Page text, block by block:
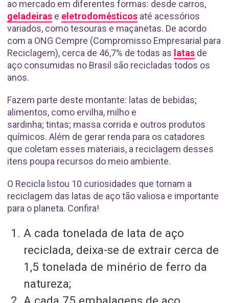
ao mercado em diferentes formas: desde carros,
geladeiras e eletrodomésticos até acessórios
variados, como tesouras e maçanetas. De acordo
com a ONG Cempre (Compromisso Empresarial para
Reciclagem), cerca de 46,7% de todas as latas de
aço consumidas no Brasil são recicladas todos os
anos.
Fazem parte deste montante: latas de bebidas;
alimentos, como ervilha, milho e
sardinha; tintas; massa corrida e outros produtos
químicos. Além de gerar renda para os catadores
que coletam esses materiais, a reciclagem desses
itens poupa recursos do meio ambiente.
O Recicla listou 10 curiosidades que tornam a
reciclagem das latas de aço tão valiosa e importante
para o planeta. Confira!
A cada tonelada de lata de aço
reciclada, deixa-se de extrair cerca de
1,5 tonelada de minério de ferro da
natureza;
A cada 75 embalagens de aço